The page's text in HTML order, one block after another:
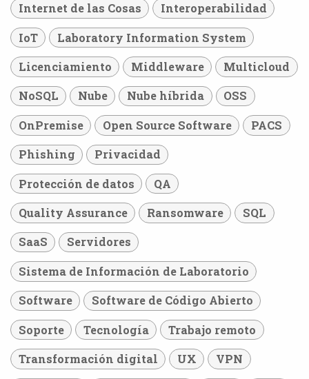
Internet de las Cosas Interoperabilidad
IoT Laboratory Information System
Licenciamiento Middleware Multicloud
NoSQL Nube Nube híbrida OSS
OnPremise Open Source Software PACS
Phishing Privacidad
Protección de datos QA
Quality Assurance Ransomware SQL
SaaS Servidores
Sistema de Información de Laboratorio
Software Software de Código Abierto
Soporte Tecnología Trabajo remoto
Transformación digital UX VPN